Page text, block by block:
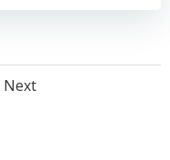
Posts
Next